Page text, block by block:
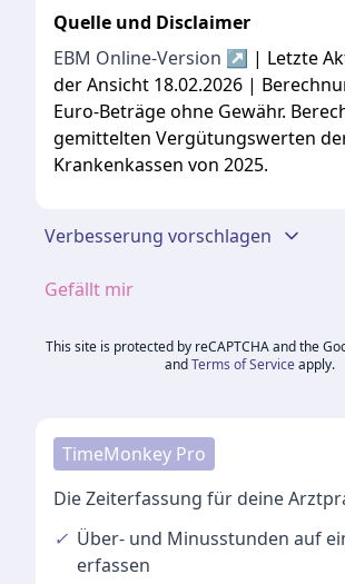
Quelle und Disclaimer
EBM Online-Version ↗ | Letzte
der Ansicht 18.02.2026 |
Euro-Beträge ohne Gewähr.
gemittelten Vergütungswerten
Krankenkassen von 2025.
Verbesserung vorschlagen
Gefällt mir
This site is protected by reCAPTCHA and the
and Terms of Service apply.
TimeMonkey Pro
Die Zeiterfassung für deine
✓ Über- und Minusstunden auf
erfassen